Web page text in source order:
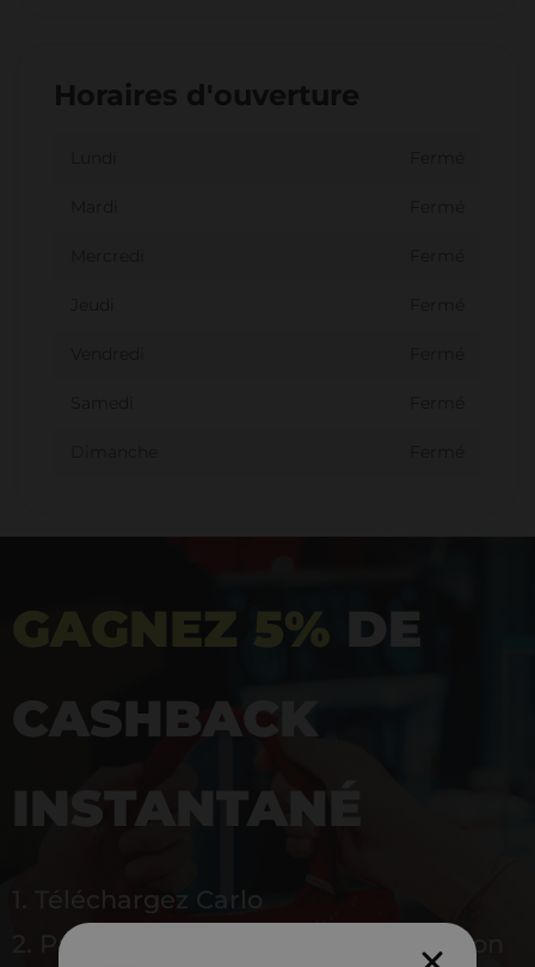
Horaires d'ouverture
GAGNEZ 5% DE
CASHBACK
INSTANTANÉ
1. Téléchargez Carlo
2. Payez en magasin avec l’application